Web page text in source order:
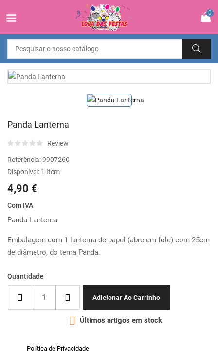
0
Panda Lanterna
Review
Referência:9907260
Disponível: 1 Item
4,90 €
Com IVA
Panda Lanterna
Embalagem com 1 lanterna de papel (abre em fole) com 25cm
de diâmetro, do tema Panda.
Quantidade
Adicionar Ao Carrinho
 Últimos artigos em stock
Política de Privacidade